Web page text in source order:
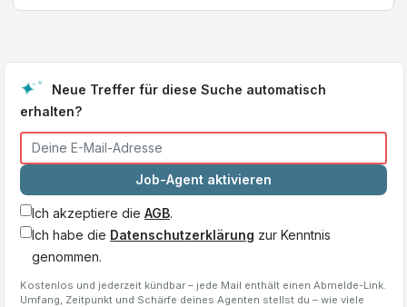
Neue Treffer für diese Suche automatisch
erhalten?
Job-Agent aktivieren
Ich akzeptiere die AGB.
Ich habe die Datenschutzerklärung zur Kenntnis
genommen.
Kostenlos und jederzeit kündbar – jede Mail enthält einen Abmelde-Link.
Umfang, Zeitpunkt und Schärfe deines Agenten stellst du – wie viele